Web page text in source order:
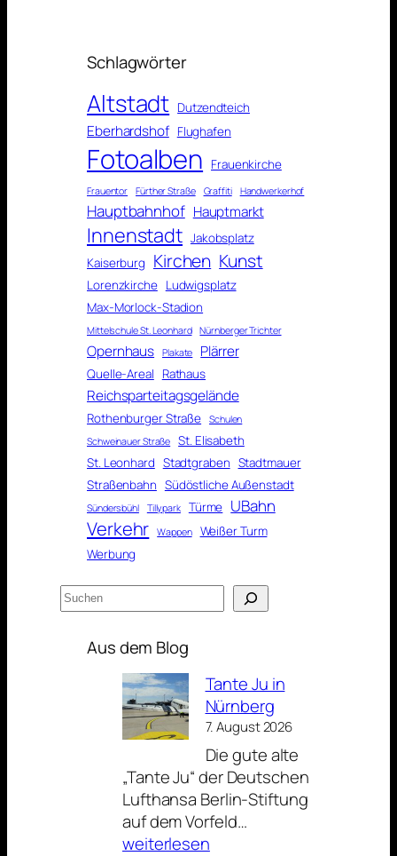
Schlagwörter
Altstadt Dutzendteich
Eberhardshof Flughafen
Fotoalben Frauenkirche
Frauentor Fürther Straße Graffiti Handwerkerhof
Hauptbahnhof Hauptmarkt
Innenstadt Jakobsplatz
Kaiserburg
Kirchen Kunst
Lorenzkirche Ludwigsplatz
Max-Morlock-Stadion
Mittelschule St. Leonhard Nürnberger Trichter
Opernhaus Plakate Plärrer
Quelle-Areal Rathaus
Reichsparteitagsgelände
Rothenburger Straße
Schulen
Schweinauer Straße
St. Elisabeth
St. Leonhard Stadtgraben Stadtmauer
Straßenbahn Südöstliche Außenstadt
Sündersbühl Tillypark Türme UBahn
Verkehr Wappen
Weißer Turm
Werbung
Suchen
Aus dem Blog
Tante Ju in
Nürnberg
7. August 2026
Die gute alte
„Tante Ju“ der Deutschen
Lufthansa Berlin-Stiftung
auf dem Vorfeld…
weiterlesen